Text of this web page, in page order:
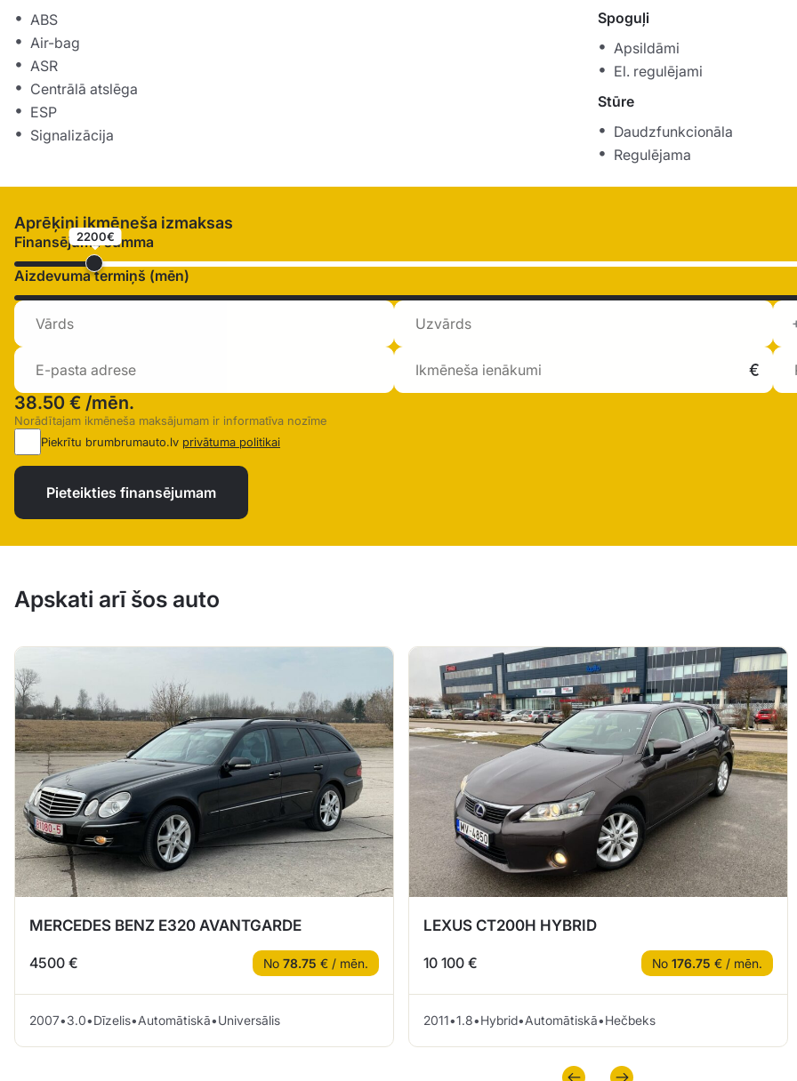
ABS
Air-bag
ASR
Centrālā atslēga
ESP
Signalizācija
Spoguļi
Apsildāmi
El. regulējami
Stūre
Daudzfunkcionāla
Regulējama
Aprēķini ikmēneša izmaksas
Finansējuma summa
2200€
Aizdevuma termiņš (mēn)
38.50 € /mēn.
Norādītajam ikmēneša maksājumam ir informatīva nozīme
Piekrītu brumbrumauto.lv privātuma politikai
Pieteikties finansējumam
Apskati arī šos auto
MERCEDES BENZ E320 AVANTGARDE
4500 € No 78.75 € / mēn.
2007•3.0•Dīzelis•Automātiskā•Universālis
LEXUS CT200H HYBRID
10 100 € No 176.75 € / mēn.
2011•1.8•Hybrid•Automātiskā•Hečbeks